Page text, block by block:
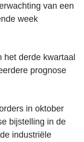
van een
week
het derde kwartaal
prognose
in oktober
bijstelling in de
industriële